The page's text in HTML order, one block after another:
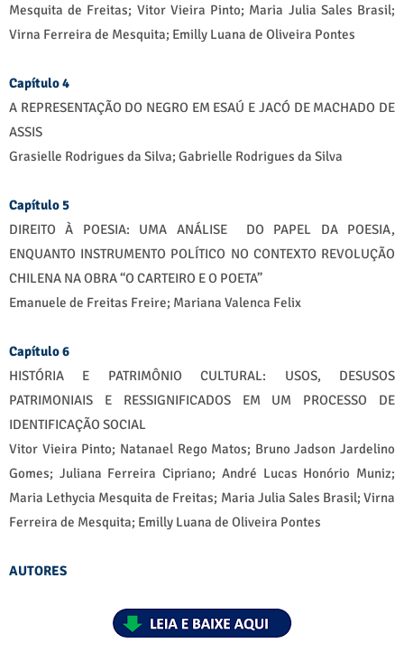
Mesquita de Freitas; Vitor Vieira Pinto; Maria Julia Sales Brasil;
Virna Ferreira de Mesquita; Emilly Luana de Oliveira Pontes
Capítulo 4
A REPRESENTAÇÃO DO NEGRO EM ESAÚ E JACÓ DE MACHADO DE
ASSIS
Grasielle Rodrigues da Silva; Gabrielle Rodrigues da Silva
Capítulo 5
DIREITO À POESIA: UMA ANÁLISE DO PAPEL DA POESIA,
ENQUANTO INSTRUMENTO POLÍTICO NO CONTEXTO REVOLUÇÃO
CHILENA NA OBRA “O CARTEIRO E O POETA”
Emanuele de Freitas Freire; Mariana Valenca Felix
Capítulo 6
HISTÓRIA E PATRIMÔNIO CULTURAL: USOS, DESUSOS
PATRIMONIAIS E RESSIGNIFICADOS EM UM PROCESSO DE
IDENTIFICAÇÃO SOCIAL
Vitor Vieira Pinto; Natanael Rego Matos; Bruno Jadson Jardelino
Gomes; Juliana Ferreira Cipriano; André Lucas Honório Muniz;
Maria Lethycia Mesquita de Freitas; Maria Julia Sales Brasil; Virna
Ferreira de Mesquita; Emilly Luana de Oliveira Pontes
AUTORES